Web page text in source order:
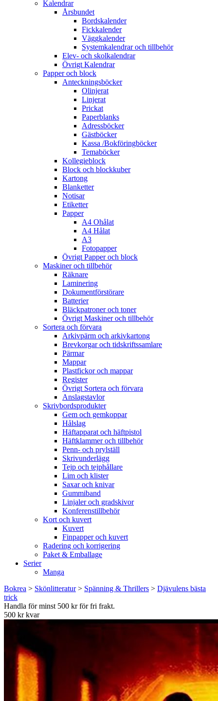
Kalendrar
Årsbundet
Bordskalender
Fickkalender
Väggkalender
Systemkalendrar och tillbehör
Elev- och skolkalendrar
Övrigt Kalendrar
Papper och block
Anteckningsböcker
Olinjerat
Linjerat
Prickat
Paperblanks
Adressböcker
Gästböcker
Kassa /Bokföringböcker
Temaböcker
Kollegieblock
Block och blockkuber
Kartong
Blanketter
Notisar
Etiketter
Papper
A4 Ohålat
A4 Hålat
A3
Fotopapper
Övrigt Papper och block
Maskiner och tillbehör
Räknare
Laminering
Dokumentförstörare
Batterier
Bläckpatroner och toner
Övrigt Maskiner och tillbehör
Sortera och förvara
Arkivpärm och arkivkartong
Brevkorgar och tidskriftssamlare
Pärmar
Mappar
Plastfickor och mappar
Register
Övrigt Sortera och förvara
Anslagstavlor
Skrivbordsprodukter
Gem och gemkoppar
Hålslag
Häftapparat och häftpistol
Häftklammer och tillbehör
Penn- och prylställ
Skrivunderlägg
Tejp och tejphållare
Lim och klister
Saxar och knivar
Gummiband
Linjaler och gradskivor
Konferenstillbehör
Kort och kuvert
Kuvert
Finpapper och kuvert
Radering och korrigering
Paket & Emballage
Serier
Manga
Bokrea > Skönlitteratur> Spänning & Thrillers > Djävulens bästa
trick
Handla för minst 500 kr för fri frakt.
500 kr kvar